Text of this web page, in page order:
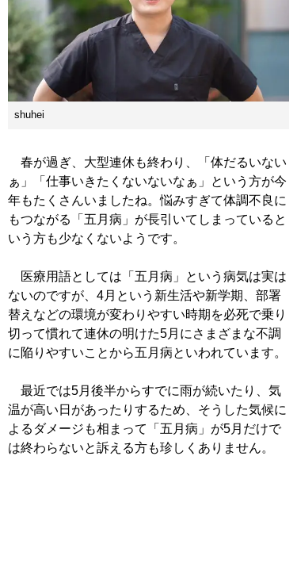
shuhei
春が過ぎ、大型連休も終わり、「体だるいない
ぁ」「仕事いきたくないないなぁ」という方が今
年もたくさんいましたね。悩みすぎて体調不良に
もつながる「五月病」が長引いてしまっていると
いう方も少なくないようです。
医療用語としては「五月病」という病気は実は
ないのですが、4月という新生活や新学期、部署
替えなどの環境が変わりやすい時期を必死で乗り
切って慣れて連休の明けた5月にさまざまな不調
に陥りやすいことから五月病といわれています。
最近では5月後半からすでに雨が続いたり、気
温が高い日があったりするため、そうした気候に
よるダメージも相まって「五月病」が5月だけで
は終わらないと訴える方も珍しくありません。